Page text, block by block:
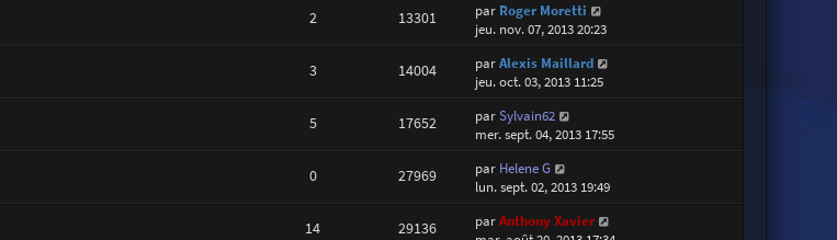
2 13301 par Roger Moretti
jeu. nov. 07, 2013 20:23
3 14004 parAlexis Maillard
jeu. oct. 03, 2013 11:25
5 17652 parSylvain62
mer. sept. 04, 2013 17:55
0 27969 par Helene G
lun. sept. 02, 2013 19:49
14 29136 parAnthony Xavier